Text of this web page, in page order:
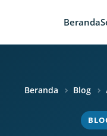
Beranda
Beranda Blog